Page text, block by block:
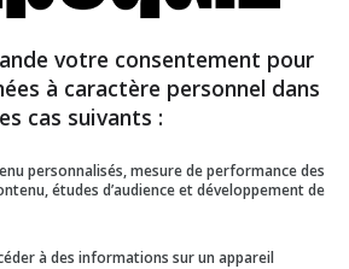
Neil Armstrong made
on the Moon.
votre consentement pour
à caractère personnel dans
cas suivants :
personnalisés, mesure de performance des
études d’audience et développement de
à des informations sur un appareil